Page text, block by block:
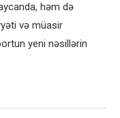
həm də
və müasir
yeni nəsillərin